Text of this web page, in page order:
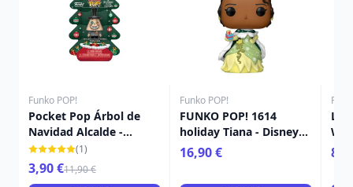
Funko POP!
Pocket Pop Árbol de
Navidad Alcalde -
Disney Pesadilla antes
Navidad
(1)
3,90 €11,90 €
Funko POP!
FUNKO POP! 1614
holiday Tiana - Disney
Princess
16,90 €